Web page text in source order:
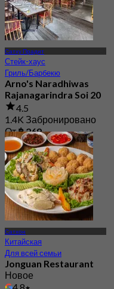
Сатху Прадит
Стейк-хаус
Гриль/Барбекю
Rajanagarindra Soi 20
4.5
1.4K Забронировано
От฿ 269
Сатхон
Китайская
Для всей семьи
Новое
4.8
От฿ 463.33